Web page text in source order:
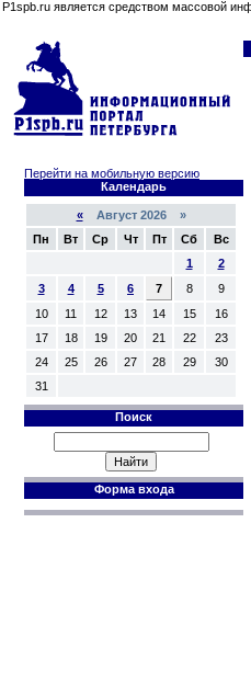
P1spb.ru является средством массовой
Перейти на мобильную версию
Календарь
«Август 2026 »
Пн
Вт Ср Чт Пт Сб
Вс
1
2
3
4 5 6 7 8
9
10
11 12 13 14 15
16
17
18 19 20 21 22
23
24
25 26 27 28 29
30
31
Поиск
Форма входа